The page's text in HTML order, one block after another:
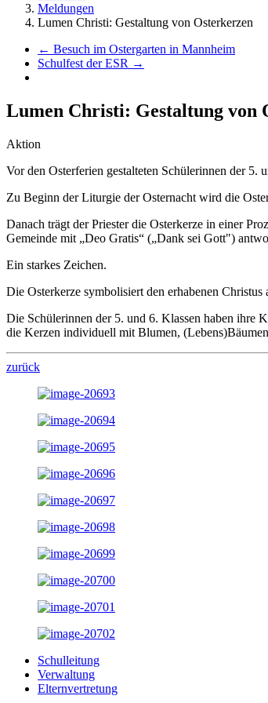
Meldungen
Lumen Christi: Gestaltung von Osterkerzen
← Besuch im Ostergarten in Mannheim
Schulfest der ESR →
Lumen Christi: Gestaltung von
Aktion
Vor den Osterferien gestalteten Schülerinnen der
Zu Beginn der Liturgie der Osternacht wird die
Danach trägt der Priester die Osterkerze in einer
Gemeinde mit „Deo Gratis“ („Dank sei Gott")
Ein starkes Zeichen.
Die Osterkerze symbolisiert den erhabenen Christus
Die Schülerinnen der 5. und 6. Klassen haben ihre
die Kerzen individuell mit Blumen,
zurück
Schulleitung
Verwaltung
Elternvertretung